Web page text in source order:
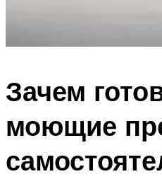
Зачем
моющие